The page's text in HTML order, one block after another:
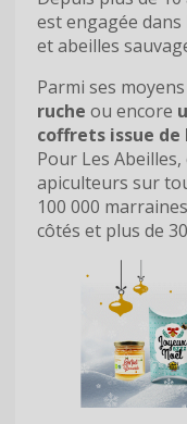
est engagée
et abeilles
Parmi ses moyens
ruche ou encore
coffrets issue
Pour Les Abeilles,
apiculteurs sur
100 000
côtés et plus de